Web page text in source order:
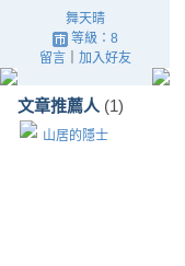
舞天晴
等級：8
留言｜ 加入好友
文章推薦人 (1)
山居的隱士